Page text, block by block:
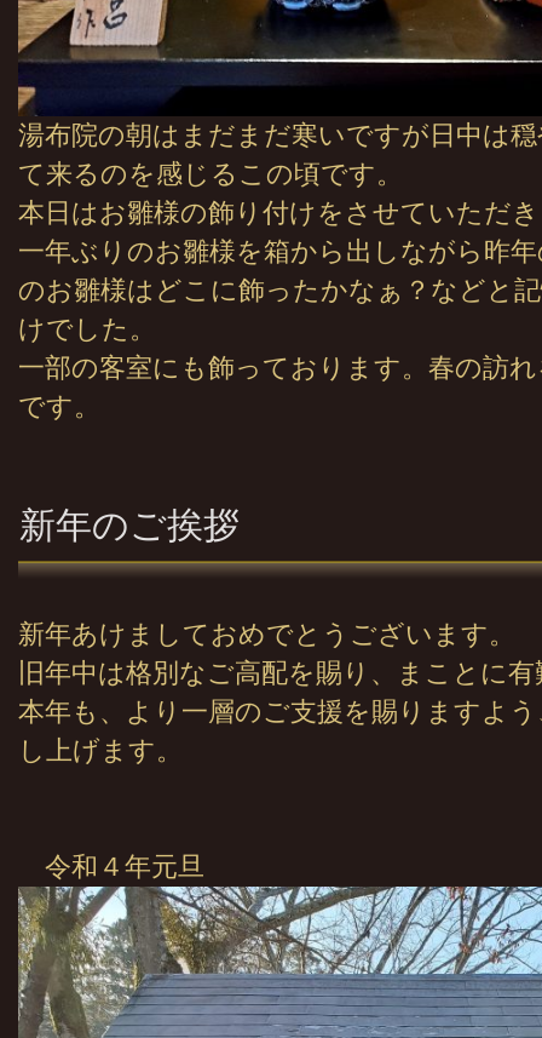
湯布院の朝はまだまだ寒いですが日中は
て来るのを感じるこの頃です。
本日はお雛様の飾り付けをさせていただ
一年ぶりのお雛様を箱から出しながら昨
のお雛様はどこに飾ったかなぁ？などと
けでした。
一部の客室にも飾っております。春の訪
です。
新年のご挨拶
新年あけましておめでとうございます。
旧年中は格別なご高配を賜り、まことに
本年も、より一層のご支援を賜りますよ
し上げます。
令和４年元旦